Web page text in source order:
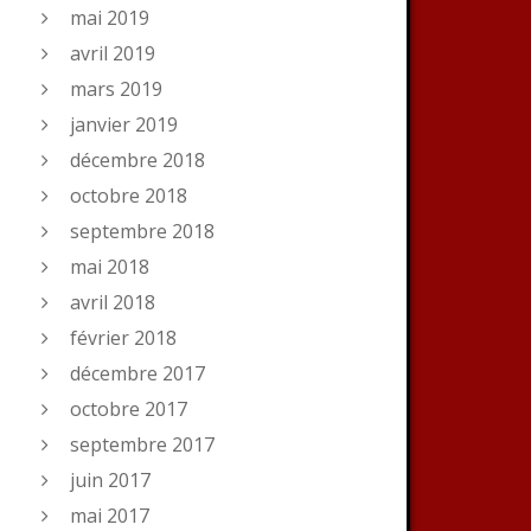
mai 2019
avril 2019
mars 2019
janvier 2019
décembre 2018
octobre 2018
septembre 2018
mai 2018
avril 2018
février 2018
décembre 2017
octobre 2017
septembre 2017
juin 2017
mai 2017